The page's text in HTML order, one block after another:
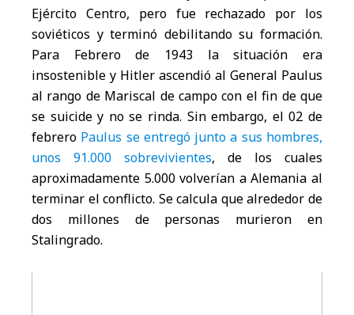
Ejército Centro, pero fue rechazado por los
soviéticos y terminó debilitando su formación.
Para Febrero de 1943 la situación era
insostenible y Hitler ascendió al General Paulus
al rango de Mariscal de campo con el fin de que
se suicide y no se rinda. Sin embargo, el 02 de
febrero Paulus se entregó junto a sus hombres,
unos 91.000 sobrevivientes, de los cuales
aproximadamente 5.000 volverían a Alemania al
terminar el conflicto. Se calcula que alrededor de
dos millones de personas murieron en
Stalingrado.